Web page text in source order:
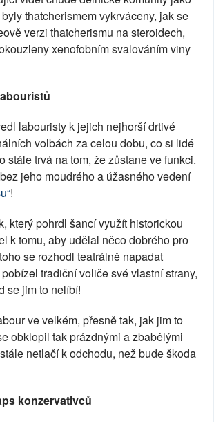
thatcherismem vykrváceny, jak se
verzi thatcherismu na steroidech,
xenofobním svalováním viny
labouristy k jejich nejhorší drtivé
volbách za celou dobu, co si lidé
stále trvá na tom, že zůstane ve funkci.
jeho moudrého a úžasného vedení
!
který pohrdl šancí využít historickou
k tomu, aby udělal něco dobrého pro
se rozhodl teatrálně napadat
tradiční voliče své vlastní strany,
se jim to nelíbí!
ve velkém, přesně tak, jak jim to
obklopil tak prázdnými a zbabělými
netlačí k odchodu, než bude škoda
konzervativců